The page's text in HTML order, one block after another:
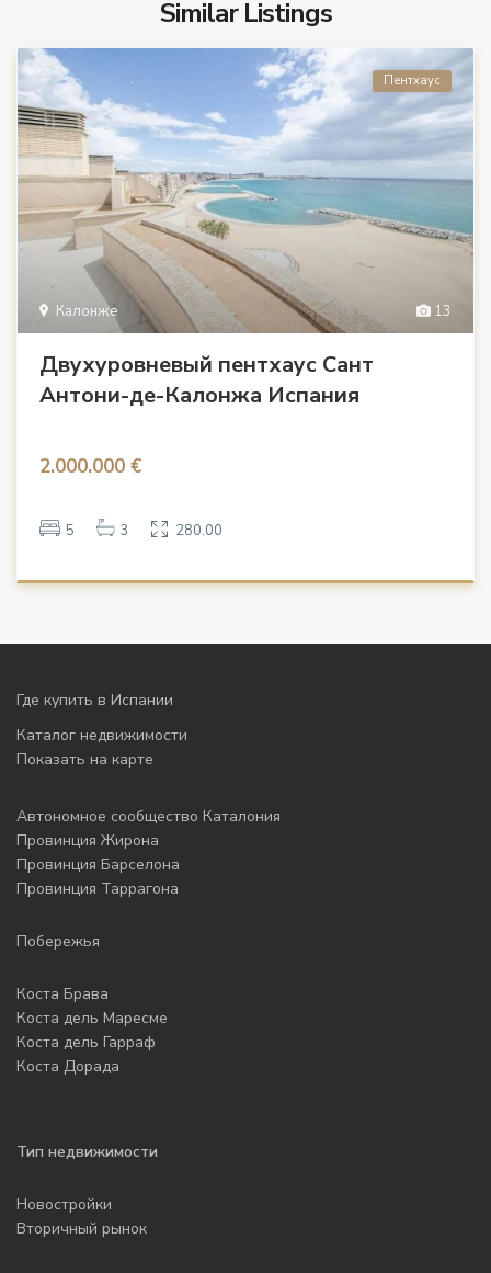
Similar Listings
13
Калонже
Пентхаус
Двухуровневый пентхаус Сант
Антони-де-Калонжа Испания
2.000.000 €
5 3 280.00
Где купить в Испании
Каталог недвижимости
Показать на карте
Автономное сообщество Каталония
Провинция Жирона
Провинция Барселона
Провинция Таррагона
Побережья
Коста Брава
Коста дель Маресме
Коста дель Гарраф
Коста Дорада
Тип недвижимости
Новостройки
Вторичный рынок